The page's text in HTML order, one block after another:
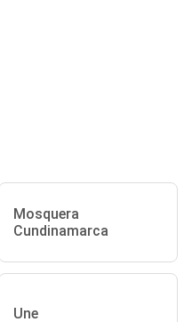
Mosquera
Cundinamarca
Une